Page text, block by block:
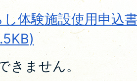
体験施設使用申込
きません。